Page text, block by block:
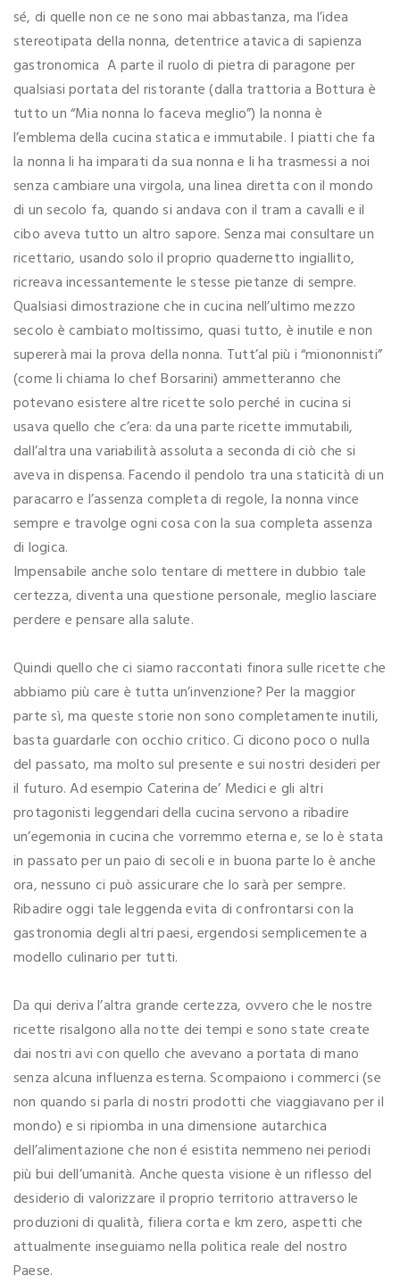
sé, di quelle non ce ne sono mai abbastanza, ma l’idea
stereotipata della nonna, detentrice atavica di sapienza
gastronomica A parte il ruolo di pietra di paragone per
qualsiasi portata del ristorante (dalla trattoria a Bottura è
tutto un “Mia nonna lo faceva meglio”) la nonna è
l’emblema della cucina statica e immutabile. I piatti che fa
la nonna li ha imparati da sua nonna e li ha trasmessi a noi
senza cambiare una virgola, una linea diretta con il mondo
di un secolo fa, quando si andava con il tram a cavalli e il
cibo aveva tutto un altro sapore. Senza mai consultare un
ricettario, usando solo il proprio quadernetto ingiallito,
ricreava incessantemente le stesse pietanze di sempre.
Qualsiasi dimostrazione che in cucina nell’ultimo mezzo
secolo è cambiato moltissimo, quasi tutto, è inutile e non
supererà mai la prova della nonna. Tutt’al più i “miononnisti”
(come li chiama lo chef Borsarini) ammetteranno che
potevano esistere altre ricette solo perché in cucina si
usava quello che c’era: da una parte ricette immutabili,
dall’altra una variabilità assoluta a seconda di ciò che si
aveva in dispensa. Facendo il pendolo tra una staticità di un
paracarro e l’assenza completa di regole, la nonna vince
sempre e travolge ogni cosa con la sua completa assenza
di logica.
Impensabile anche solo tentare di mettere in dubbio tale
certezza, diventa una questione personale, meglio lasciare
perdere e pensare alla salute.
Quindi quello che ci siamo raccontati finora sulle ricette che
abbiamo più care è tutta un’invenzione? Per la maggior
parte sì, ma queste storie non sono completamente inutili,
basta guardarle con occhio critico. Ci dicono poco o nulla
del passato, ma molto sul presente e sui nostri desideri per
il futuro. Ad esempio Caterina de’ Medici e gli altri
protagonisti leggendari della cucina servono a ribadire
un’egemonia in cucina che vorremmo eterna e, se lo è stata
in passato per un paio di secoli e in buona parte lo è anche
ora, nessuno ci può assicurare che lo sarà per sempre.
Ribadire oggi tale leggenda evita di confrontarsi con la
gastronomia degli altri paesi, ergendosi semplicemente a
modello culinario per tutti.
Da qui deriva l’altra grande certezza, ovvero che le nostre
ricette risalgono alla notte dei tempi e sono state create
dai nostri avi con quello che avevano a portata di mano
senza alcuna influenza esterna. Scompaiono i commerci (se
non quando si parla di nostri prodotti che viaggiavano per il
mondo) e si ripiomba in una dimensione autarchica
dell’alimentazione che non é esistita nemmeno nei periodi
più bui dell’umanità. Anche questa visione è un riflesso del
desiderio di valorizzare il proprio territorio attraverso le
produzioni di qualità, filiera corta e km zero, aspetti che
attualmente inseguiamo nella politica reale del nostro
Paese.